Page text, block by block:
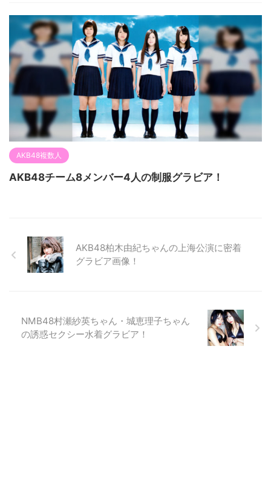
AKB48複数人
AKB48チーム8メンバー4人の制服グラビア！
AKB48柏木由紀ちゃんの上海公演に密着
グラビア画像！
NMB48村瀬紗英ちゃん・城恵理子ちゃん
の誘惑セクシー水着グラビア！